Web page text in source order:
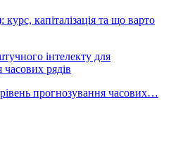
капіталізація та що варто
прогнозування часових…